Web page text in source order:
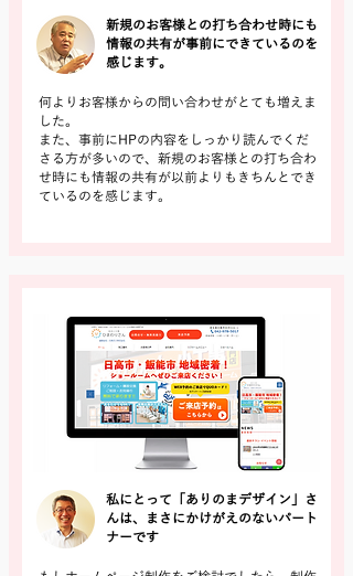
新規のお客様との打ち合わせ時にも
情報の共有が事前にできているのを
感じます。
何よりお客様からの問い合わせがとても増えま
した。
また、事前にHPの内容をしっかり読んでくだ
さる方が多いので、新規のお客様との打ち合わ
せ時にも情報の共有が以前よりもきちんとでき
ているのを感じます。
私にとって「ありのまデザイン」さ
んは、まさにかけがえのないパート
ナーです